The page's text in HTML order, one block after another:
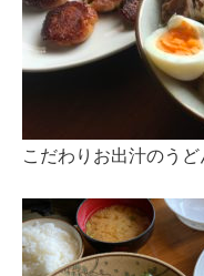
こだわりお出汁のう